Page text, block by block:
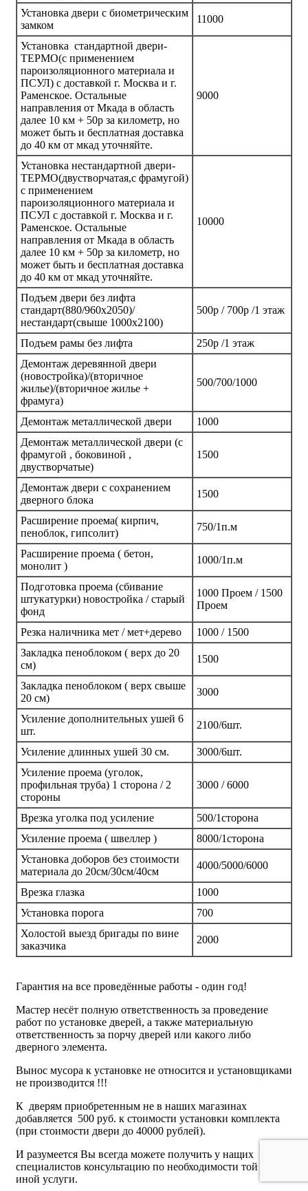
Установка двери с биометрическим
замком
11000
Установка стандартной двери-
ТЕРМО(с применением
пароизоляционного материала и
ПСУЛ) с доставкой г. Москва и г.
Раменское. Остальные
направления от Мкада в область
далее 10 км + 50р за километр, но
может быть и бесплатная доставка
до 40 км от мкад уточняйте.
9000
Установка нестандартной двери-
ТЕРМО(двустворчатая,с фрамугой)
с применением
пароизоляционного материала и
ПСУЛ с доставкой г. Москва и г.
Раменское. Остальные
направления от Мкада в область
далее 10 км + 50р за километр, но
может быть и бесплатная доставка
до 40 км от мкад уточняйте.
10000
Подъем двери без лифта
стандарт(880/960х2050)/
нестандарт(свыше 1000х2100)
500р / 700р /1 этаж
Подъем рамы без лифта
250р /1 этаж
Демонтаж деревянной двери
(новостройка)/(вторичное
жилье)/(вторичное жилье +
фрамуга)
500/700/1000
Демонтаж металлической двери
1000
Демонтаж металлической двери (с
фрамугой , боковиной ,
двустворчатые)
1500
Демонтаж двери с сохранением
дверного блока
1500
Расширение проема( кирпич,
пеноблок, гипсолит)
750/1п.м
Расширение проема ( бетон,
монолит )
1000/1п.м
Подготовка проема (сбивание
штукатурки) новостройка / старый
фонд
1000 Проем / 1500
Проем
Резка наличника мет / мет+дерево
1000 / 1500
Закладка пеноблоком ( верх до 20
см)
1500
Закладка пеноблоком ( верх свыше
20 см)
3000
Усиление дополнительных ушей 6
шт.
2100/6шт.
Усиление длинных ушей 30 см.
3000/6шт.
Усиление проема (уголок,
профильная труба) 1 сторона / 2
стороны
3000 / 6000
Врезка уголка под усиление
500/1сторона
Усиление проема ( швеллер )
8000/1сторона
Установка доборов без стоимости
материала до 20см/30см/40см
4000/5000/6000
Врезка глазка
1000
Установка порога
700
Холостой выезд бригады по вине
заказчика
2000
Гарантия на все проведённые работы - один год!
Мастер несёт полную ответственность за проведение
работ по установке дверей, а также материальную
ответственность за порчу дверей или какого либо
дверного элемента.
Вынос мусора к установке не относится и установщиками
не производится !!!
К дверям приобретенным не в наших магазинах
добавляется 500 руб. к стоимости установки комплекта
(при стоимости двери до 40000 рублей).
И разумеется Вы всегда можете получить у нащих
специалистов консультацию по необходимости той или
иной услуги.